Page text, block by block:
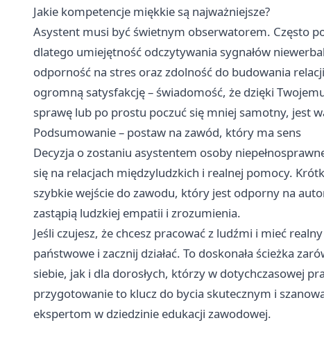
Jakie kompetencje miękkie są najważniejsze?
Asystent musi być świetnym obserwatorem. Często
dlatego umiejętność odczytywania sygnałów
odporność na stres oraz zdolność do budowania
ogromną satysfakcję – świadomość, że dzięki
sprawę lub po prostu poczuć się mniej samotny, jest
Podsumowanie – postaw na zawód, który ma sens
Decyzja o zostaniu asystentem osoby
się na relacjach międzyludzkich i realnej pomocy.
szybkie wejście do zawodu, który jest odporny na
zastąpią ludzkiej empatii i zrozumienia.
Jeśli czujesz, że chcesz pracować z ludźmi i mieć
państwowe i zacznij działać. To doskonała ścieżka
siebie, jak i dla dorosłych, którzy w dotychczasowej
przygotowanie to klucz do bycia skutecznym i
ekspertom w dziedzinie edukacji zawodowej.